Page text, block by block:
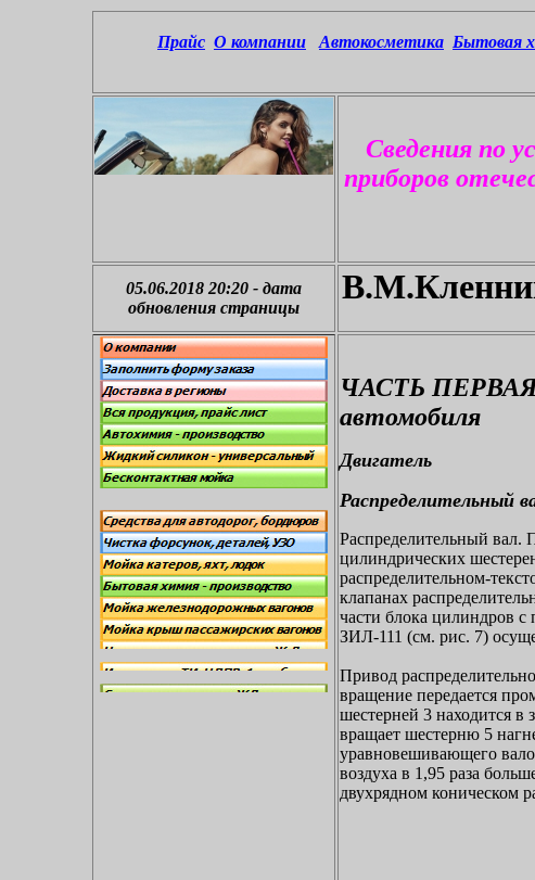
Прайс О компании Автокосметика Бытовая
Сведения по
приборов
05.06.2018 20:20 - дата
обновления страницы
ЧАСТЬ ПЕРВАЯ
автомобиля
Двигатель
Распределительный
Распределительный вал.
цилиндрических
распределительном-
клапанах
части блока цилиндров
ЗИЛ-111 (см. рис. 7)
Привод
вращение передается
шестерней 3 находится в
вращает шестерню 5
уравновешивающего
воздуха в 1,95 раза
двухрядном коническом